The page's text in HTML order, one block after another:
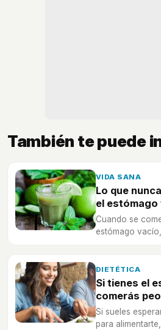
También te puede
VIDA SANA
Lo que
el estómago
Cuando se
estómago
DIETÉTICA
Si tienes el
comerás
Si sueles
para